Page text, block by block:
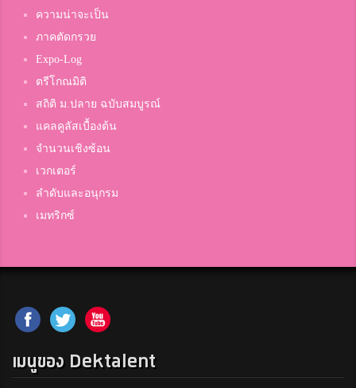
ความน่าจะเป็น
ภาคตัดกรวย
Expo-Log
ตรีโกณมิติ
สถิติ ม.ปลาย ฉบับสมบูรณ์
แคลคูลัสเบื้องต้น
จำนวนเชิงซ้อน
เวกเตอร์
ลำดับและอนุกรม
เมทริกซ์
เมนูของ Dektalent